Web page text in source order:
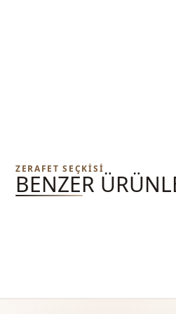
ZERAFET SEÇKISI
BENZER